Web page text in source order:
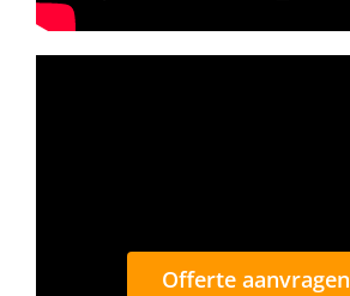
Offerte aanvragen